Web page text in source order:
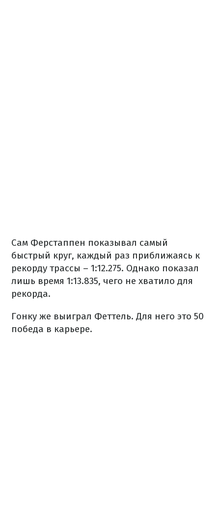
Сам Ферстаппен показывал самый
быстрый круг, каждый раз приближаясь к
рекорду трассы – 1:12.275. Однако показал
лишь время 1:13.835, чего не хватило для
рекорда.
Гонку же выиграл Феттель. Для него это 50
победа в карьере.